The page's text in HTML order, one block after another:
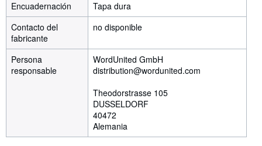
Encuadernación
Tapa dura
Contacto del
fabricante
no disponible
Persona
responsable
WordUnited GmbH
distribution@wordunited.com
Theodorstrasse 105
DUSSELDORF
40472
Alemania